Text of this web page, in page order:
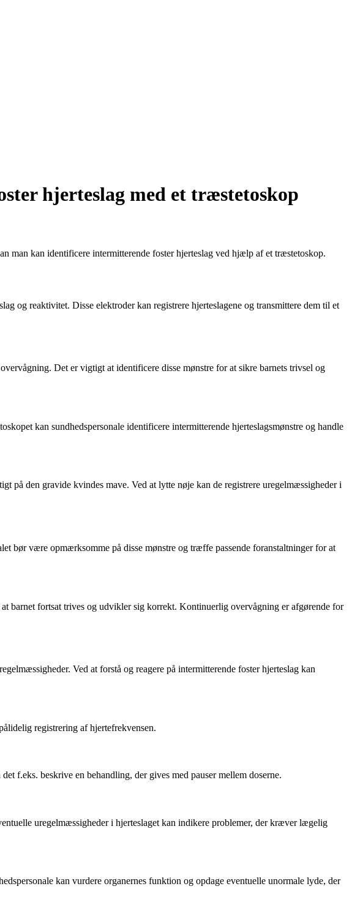
hjerteslag med et træstetoskop
man kan identificere intermitterende foster hjerteslag ved hjælp af et træstetoskop.
og reaktivitet. Disse elektroder kan registrere hjerteslagene og transmittere dem til et
Det er vigtigt at identificere disse mønstre for at sikre barnets trivsel og
kan sundhedspersonale identificere intermitterende hjerteslagsmønstre og handle
på den gravide kvindes mave. Ved at lytte nøje kan de registrere uregelmæssigheder i
bør være opmærksomme på disse mønstre og træffe passende foranstaltninger for at
barnet fortsat trives og udvikler sig korrekt. Kontinuerlig overvågning er afgørende for
Ved at forstå og reagere på intermitterende foster hjerteslag kan
registrering af hjertefrekvensen.
f.eks. beskrive en behandling, der gives med pauser mellem doserne.
uregelmæssigheder i hjerteslaget kan indikere problemer, der kræver lægelig
kan vurdere organernes funktion og opdage eventuelle unormale lyde, der